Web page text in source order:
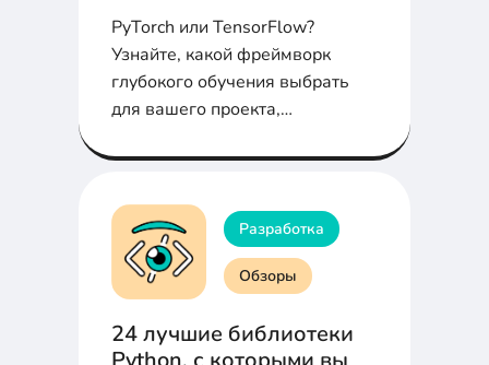
PyTorch или TensorFlow?
Узнайте, какой фреймворк
глубокого обучения выбрать
для вашего проекта,
особенности и возможности.
Разработка
Обзоры
24 лучшие библиотеки